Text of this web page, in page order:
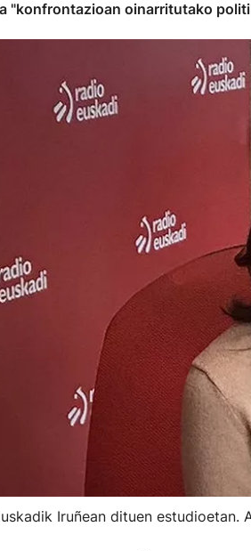
"konfrontazioan oinarritutako
Iruñean dituen estudioetan.